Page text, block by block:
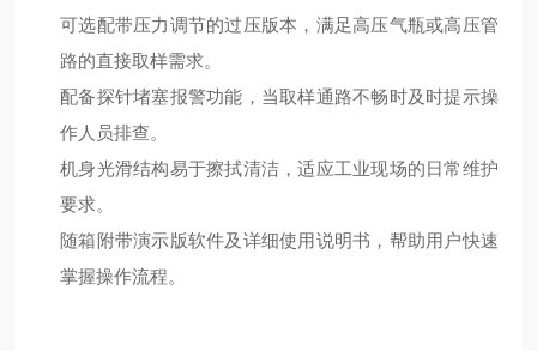
可选配带压力调节的过压版本，满足高压气瓶或高压管
路的直接取样需求。
配备探针堵塞报警功能，当取样通路不畅时及时提示操
作人员排查。
机身光滑结构易于擦拭清洁，适应工业现场的日常维护
要求。
随箱附带演示版软件及详细使用说明书，帮助用户快速
掌握操作流程。